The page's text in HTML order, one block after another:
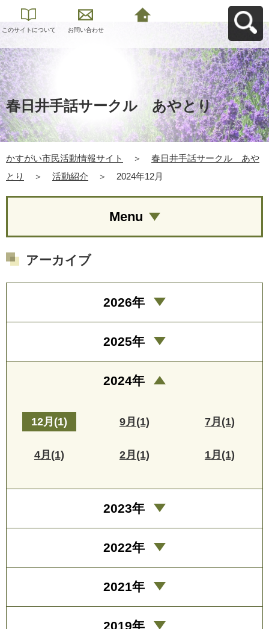
このサイトについて お問い合わせ
春日井手話サークル あやとり
かすがい市民活動情報サイト ＞
春日井手話サークル あや
とり
＞ 活動紹介 ＞ 2024年12月
Menu
アーカイブ
2026年
2025年
2024年
12月(1) 9月(1) 7月(1)
4月(1) 2月(1) 1月(1)
2023年
2022年
2021年
2019年